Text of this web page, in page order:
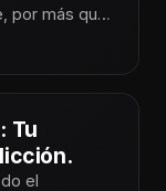
Tu
el